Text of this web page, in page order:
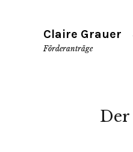
Claire Grauer
Förderanträge